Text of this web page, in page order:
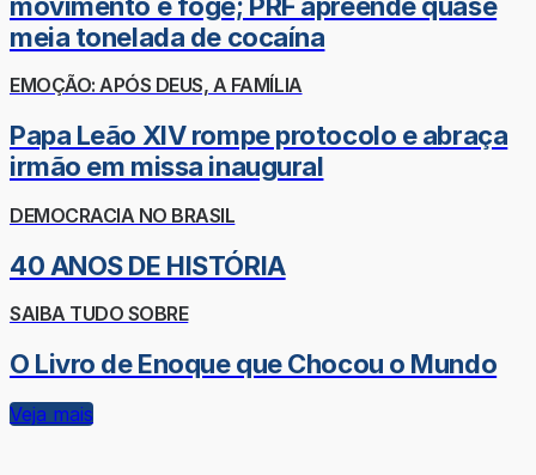
meia tonelada de cocaína
EMOÇÃO: APÓS DEUS, A FAMÍLIA
Papa Leão XIV rompe protocolo e abraça
irmão em missa inaugural
DEMOCRACIA NO BRASIL
40 ANOS DE HISTÓRIA
SAIBA TUDO SOBRE
O Livro de Enoque que Chocou o Mundo
Veja mais